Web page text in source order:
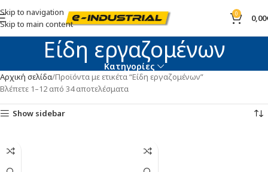
Skip to navigation
Skip to main content
0 0,00
Είδη εργαζομένων
Κατηγορίες
Αρχική σελίδα Προϊόντα με ετικέτα “Είδη εργαζομένων”
Βλέπετε 1–12 από 34 αποτελέσματα
Show sidebar